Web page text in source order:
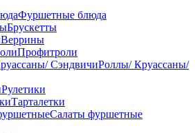
Фуршетные блюда
Брускетты
Веррины
Профитроли
Роллы/ Круассаны/
Рулетики
Тарталетки
Салаты фуршетные